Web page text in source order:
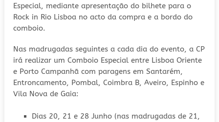
Especial, mediante apresentação do bilhete para o
Rock in Rio Lisboa no acto da compra e a bordo do
comboio.
Nas madrugadas seguintes a cada dia do evento, a CP
irá realizar um Comboio Especial entre Lisboa Oriente
e Porto Campanhã com paragens em Santarém,
Entroncamento, Pombal, Coimbra B, Aveiro, Espinho e
Vila Nova de Gaia:
Dias 20, 21 e 28 Junho (nas madrugadas de 21,